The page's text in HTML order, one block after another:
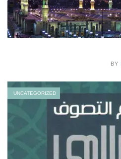
BY
UNCATEGORIZED